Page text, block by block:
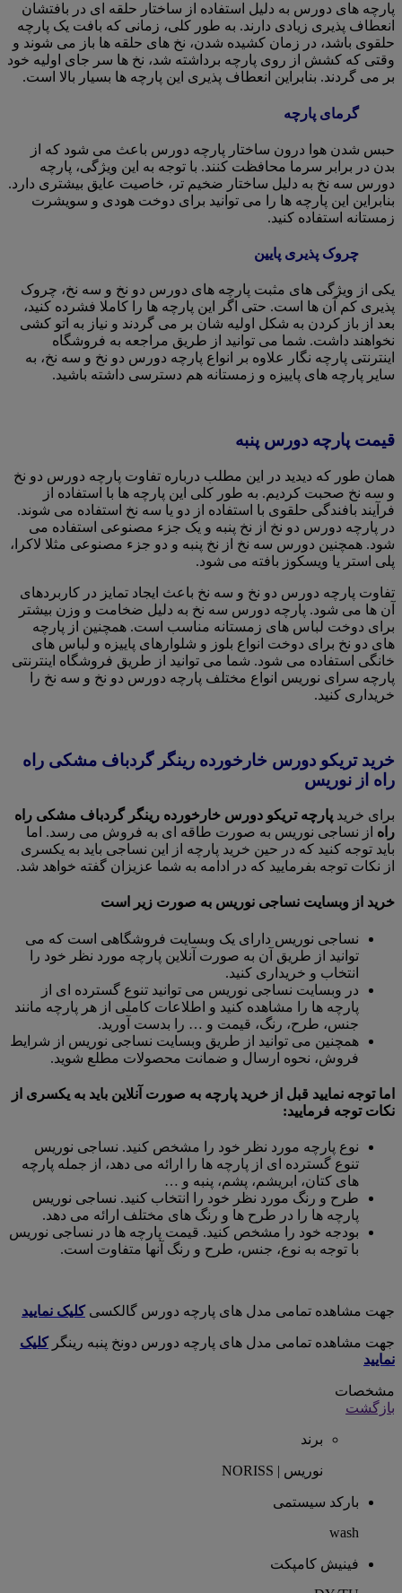
پارچه های دورس به دلیل استفاده از ساختار حلقه ای در بافتشان
انعطاف پذیری زیادی دارند. به طور کلی، زمانی که بافت یک پارچه
حلقوی باشد، در زمان کشیده شدن، نخ های حلقه ها باز می شوند و
وقتی که کشش از روی پارچه برداشته شد، نخ ها سر جای اولیه خود
بر می گردند. بنابراین انعطاف پذیری این پارچه ها بسیار بالا است.
گرمای پارچه
حبس شدن هوا درون ساختار پارچه دورس باعث می شود که از
بدن در برابر سرما محافظت کنند. با توجه به این ویژگی، پارچه
دورس سه نخ به دلیل ساختار ضخیم تر، خاصیت عایق بیشتری دارد.
بنابراین این پارچه ها را می توانید برای دوخت هودی و سویشرت
زمستانه استفاده کنید.
چروک پذیری پایین
یکی از ویژگی های مثبت پارچه های دورس دو نخ و سه نخ، چروک
پذیری کم آن ها است. حتی اگر این پارچه ها را کاملا فشرده کنید،
بعد از باز کردن به شکل اولیه شان بر می گردند و نیاز به اتو کشی
نخواهند داشت. شما می توانید از طریق مراجعه به فروشگاه
اینترنتی پارچه نگار علاوه بر انواع پارچه دورس دو نخ و سه نخ، به
سایر پارچه های پاییزه و زمستانه هم دسترسی داشته باشید.
قیمت پارچه دورس پنبه
همان طور که دیدید در این مطلب درباره تفاوت پارچه دورس دو نخ
و سه نخ صحبت کردیم. به طور کلی این پارچه ها با استفاده از
فرآیند بافندگی حلقوی با استفاده از دو یا سه نخ استفاده می شوند.
در پارچه دورس دو نخ از نخ پنبه و یک جزء مصنوعی استفاده می
شود. همچنین دورس سه نخ از نخ پنبه و دو جزء مصنوعی مثلا لاکرا،
پلی استر یا ویسکوز بافته می شود.
تفاوت پارچه دورس دو نخ و سه نخ باعث ایجاد تمایز در کاربردهای
آن ها می شود. پارچه دورس سه نخ به دلیل ضخامت و وزن بیشتر
برای دوخت لباس های زمستانه مناسب است. همچنین از پارچه
های دو نخ برای دوخت انواع بلوز و شلوارهای پاییزه و لباس های
خانگی استفاده می شود. شما می توانید از طریق فروشگاه اینترنتی
پارچه سرای نوریس انواع مختلف پارچه دورس دو نخ و سه نخ را
خریداری کنید.
خرید تریکو دورس خارخورده رینگر گردباف مشکی راه
راه از نوریس
برای خرید پارچه تریکو دورس خارخورده رینگر گردباف مشکی راه
راه از نساجی نوریس به صورت طاقه ای به فروش می رسد. اما
باید توجه کنید که در حین خرید پارچه از این نساجی باید به یکسری
از نکات توجه بفرمایید که در ادامه به شما عزیزان گفته خواهد شد.
خرید از وبسایت نساجی نوریس به صورت زیر است
نساجی نوریس دارای یک وبسایت فروشگاهی است که می
توانید از طریق آن به صورت آنلاین پارچه مورد نظر خود را
انتخاب و خریداری کنید.
در وبسایت نساجی نوریس می توانید تنوع گسترده ای از
پارچه ها را مشاهده کنید و اطلاعات کاملی از هر پارچه مانند
جنس، طرح، رنگ، قیمت و … را بدست آورید.
همچنین می توانید از طریق وبسایت نساجی نوریس از شرایط
فروش، نحوه ارسال و ضمانت محصولات مطلع شوید.
اما توجه نمایید قبل از خرید پارچه به صورت آنلاین باید به یکسری از
نکات توجه فرمایید:
نوع پارچه مورد نظر خود را مشخص کنید. نساجی نوریس
تنوع گسترده ای از پارچه ها را ارائه می دهد، از جمله پارچه
های کتان، ابریشم، پشم، پنبه و …
طرح و رنگ مورد نظر خود را انتخاب کنید. نساجی نوریس
پارچه ها را در طرح ها و رنگ های مختلف ارائه می دهد.
بودجه خود را مشخص کنید. قیمت پارچه ها در نساجی نوریس
با توجه به نوع، جنس، طرح و رنگ آنها متفاوت است.
جهت مشاهده تمامی مدل های پارچه دورس گالکسیکلیک نمایید
جهت مشاهده تمامی مدل های پارچه دورس دونخ پنبه رینگرکلیک
نمایید
مشخصات
بازگشت
برند
نوریس | NORISS
بارکد سیستمی
wash
فینیش کامپکت